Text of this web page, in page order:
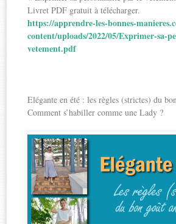
Livret PDF gratuit à télécharger.
https://apprendre-les-bonnes-
content/uploads/2022/05/Exprimer-sa-
vetement.pdf
Elégante en été : les règles (strictes) du
Comment s’habiller comme une Lady ?